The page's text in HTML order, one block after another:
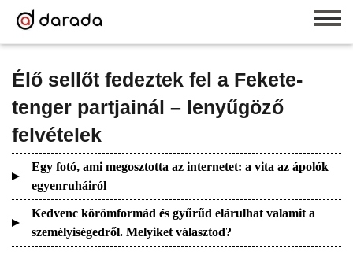
Élő sellőt fedeztek fel a Fekete-
tenger partjainál – lenyűgöző
felvételek
Egy fotó, ami megosztotta az internetet: a vita az ápolók
egyenruháiról
Kedvenc körömformád és gyűrűd elárulhat valamit a
személyiségedről. Melyiket választod?